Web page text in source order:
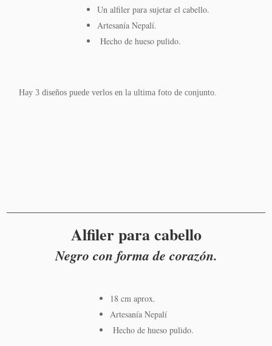
Un alfiler para sujetar el cabello.
Artesanía Nepalí.
Hecho de hueso pulido.
Hay 3 diseños puede verlos en la ultima foto de conjunto.
Alfiler para cabello
Negro con forma de corazón.
18 cm aprox.
Artesanía Nepalí
Hecho de hueso pulido.